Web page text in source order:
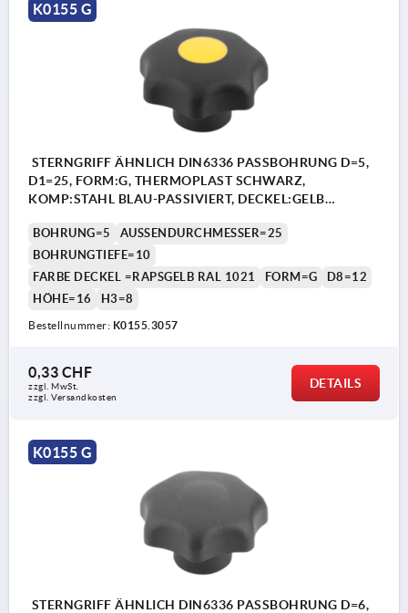
K0155 G
STERNGRIFF ÄHNLICH DIN6336 PASSBOHRUNG D=5,
D1=25, FORM:G, THERMOPLAST SCHWARZ,
KOMP:STAHL BLAU-PASSIVIERT, DECKEL:GELB
BOHRUNG=5
AUSSENDURCHMESSER=25
BOHRUNGTIEFE=10
FARBE DECKEL =RAPSGELB RAL 1021
FORM=G
D8=12
HÖHE=16
H3=8
Bestellnummer: K0155.3057
0,33 CHF
zzgl. MwSt.
zzgl. Versandkosten
DETAILS
K0155 G
STERNGRIFF ÄHNLICH DIN6336 PASSBOHRUNG D=6,